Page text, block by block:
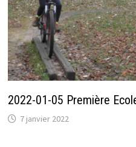
2022-01-05 Première
7 janvier 2022